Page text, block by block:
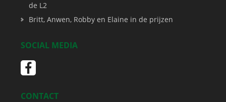
de L2
Britt, Anwen, Robby en Elaine in de prijzen
SOCIAL MEDIA
CONTACT